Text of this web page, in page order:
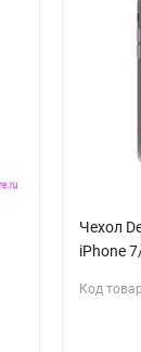
Чехол
iPhone
Код